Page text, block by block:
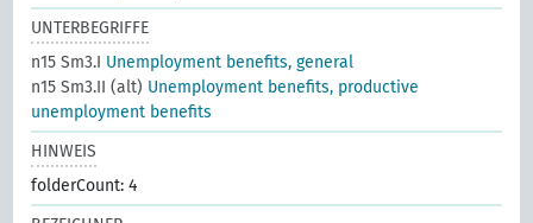
UNTERBEGRIFFE
n15 Sm3.I Unemployment benefits, general
n15 Sm3.II (alt) Unemployment benefits, productive
unemployment benefits
HINWEIS
folderCount: 4